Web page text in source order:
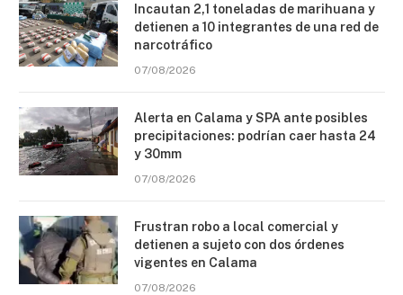
Incautan 2,1 toneladas de marihuana y
detienen a 10 integrantes de una red de
narcotráfico
07/08/2026
Alerta en Calama y SPA ante posibles
precipitaciones: podrían caer hasta 24
y 30mm
07/08/2026
Frustran robo a local comercial y
detienen a sujeto con dos órdenes
vigentes en Calama
07/08/2026